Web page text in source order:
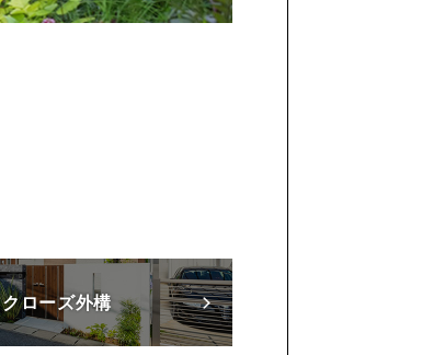
クローズ外構